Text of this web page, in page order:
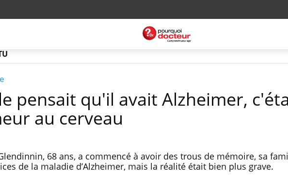
pensait qu'il avait Alzheimer,
au cerveau
68 ans, a commencé à avoir des trous de mémoire, sa
de la maladie d’Alzheimer, mais la réalité était bien plus grave.